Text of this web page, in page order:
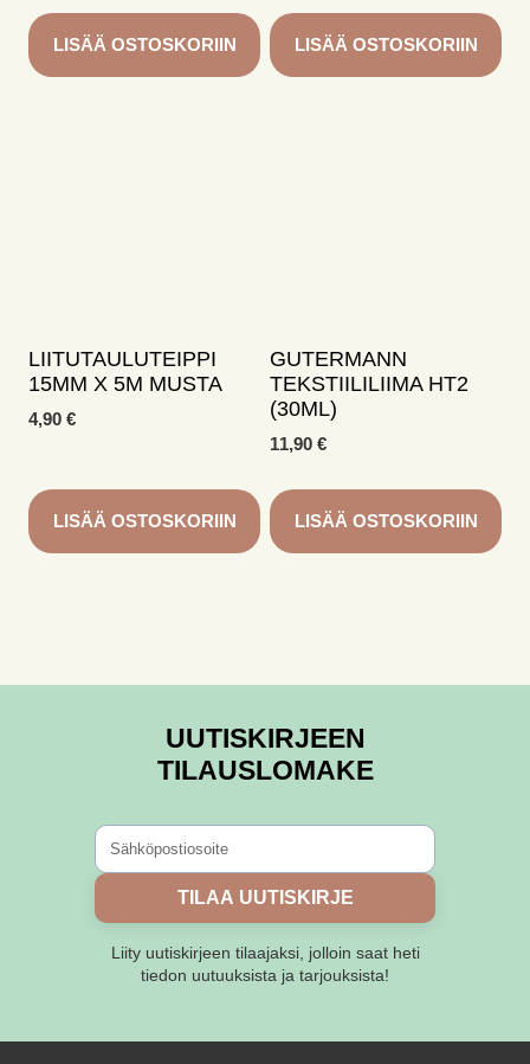
LISÄÄ OSTOSKORIIN LISÄÄ OSTOSKORIIN
LIITUTAULUTEIPPI
15MM X 5M MUSTA
4,90 €
LISÄÄ OSTOSKORIIN
GUTERMANN
TEKSTIILILIIMA HT2
(30ML)
11,90 €
LISÄÄ OSTOSKORIIN
UUTISKIRJEEN
TILAUSLOMAKE
TILAA UUTISKIRJE
Liity uutiskirjeen tilaajaksi, jolloin saat heti
tiedon uutuuksista ja tarjouksista!